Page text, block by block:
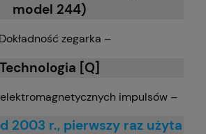
model 244)
zegarka –
Technologia [Q]
impulsów –
2003 r., pierwszy raz użyta